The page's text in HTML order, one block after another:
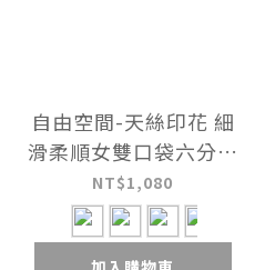
自由空間-天絲印花 細
滑柔順女雙口袋六分寬
褲 UE0G2226
NT$1,080